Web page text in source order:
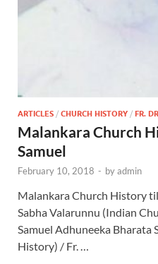
ARTICLES / CHURCH HISTORY / FR.
Malankara Church
Samuel
February 10, 2018 - byadmin
Malankara Church History
Sabha Valarunnu (Indian
Samuel Adhuneeka Bharata
History) / Fr. …